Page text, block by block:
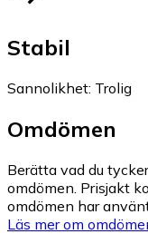
Stabil
Sannolikhet: Trolig
Omdömen
Berätta vad du
omdömen. Prisjakt
omdömen har
Läs mer om